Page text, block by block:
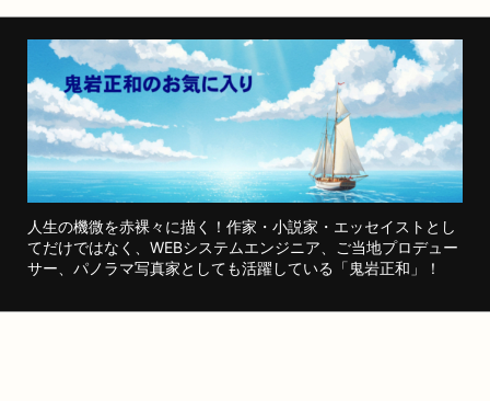
人生の機微を赤裸々に描く！作家・小説家・エッセイストとし
てだけではなく、WEBシステムエンジニア、ご当地プロデュー
サー、パノラマ写真家としても活躍している「鬼岩正和」！